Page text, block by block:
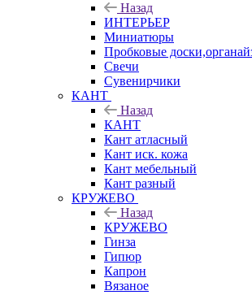
Назад
ИНТЕРЬЕР
Миниатюры
Пробковые
Свечи
Сувенирчики
КАНТ
Назад
КАНТ
Кант атласный
Кант иск. кожа
Кант мебельный
Кант разный
КРУЖЕВО
Назад
КРУЖЕВО
Гинза
Гипюр
Капрон
Вязаное